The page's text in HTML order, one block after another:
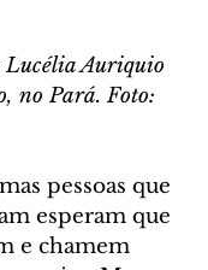
Lucélia Auriquio
no Pará. Foto:
pessoas que
esperam que
e chamem